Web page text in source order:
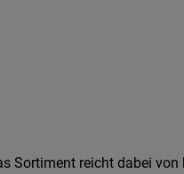
Sortiment reicht dabei